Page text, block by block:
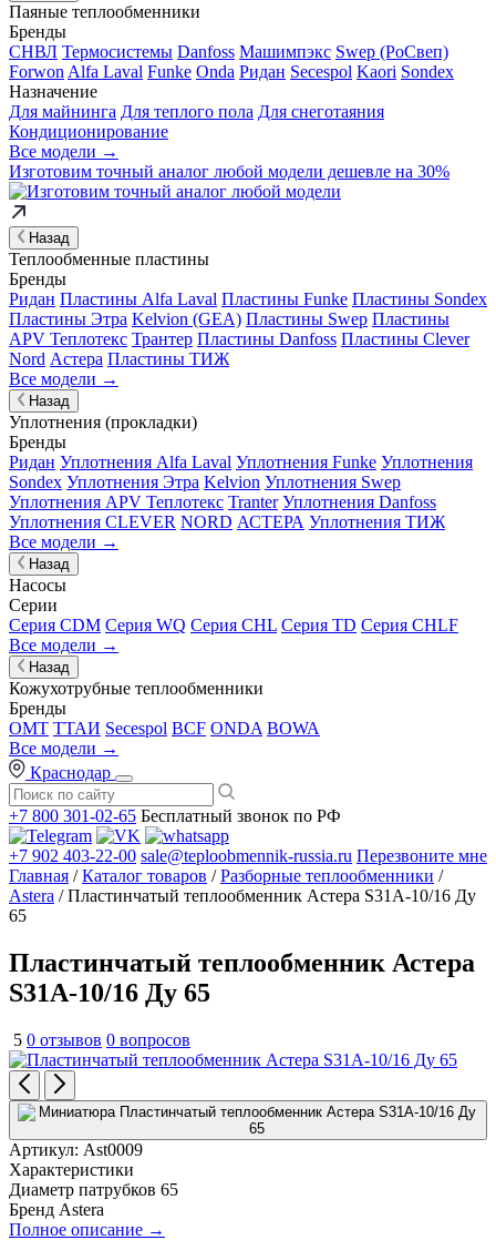
Паяные теплообменники
Бренды
СНВЛ Термосистемы Danfoss Машимпэкс Swep (РоСвеп)
Forwon Alfa Laval Funke Onda Ридан Secespol Kaori Sondex
Назначение
Для майнинга Для теплого пола Для снеготаяния
Кондиционирование
Все модели →
Изготовим точный аналог любой модели дешевле на 30%
Назад
Теплообменные пластины
Бренды
Ридан Пластины Alfa Laval Пластины Funke Пластины Sondex
Пластины Этра Kelvion (GEA) Пластины Swep Пластины
APV Теплотекс Трантер Пластины Danfoss Пластины Clever
Nord Астера Пластины ТИЖ
Все модели →
Назад
Уплотнения (прокладки)
Бренды
Ридан Уплотнения Alfa Laval Уплотнения Funke Уплотнения
Sondex Уплотнения Этра Kelvion Уплотнения Swep
Уплотнения APV Теплотекс Tranter Уплотнения Danfoss
Уплотнения CLEVER NORD АСТЕРА Уплотнения ТИЖ
Все модели →
Назад
Насосы
Серии
Серия CDM Серия WQ Серия CHL Серия TD Серия CHLF
Все модели →
Назад
Кожухотрубные теплообменники
Бренды
OMT ТТАИ Secespol BCF ONDA BOWA
Все модели →
Краснодар
+7 800 301-02-65 Бесплатный звонок по РФ
+7 902 403-22-00 sale@teploobmennik-russia.ru Перезвоните мне
Главная /Каталог товаров /Разборные теплообменники /
Astera / Пластинчатый теплообменник Астера S31A-10/16 Ду
65
Пластинчатый теплообменник Астера
S31A-10/16 Ду 65
5 0 отзывов 0 вопросов
Артикул: Ast0009
Характеристики
Диаметр патрубков 65
Бренд Astera
Полное описание →